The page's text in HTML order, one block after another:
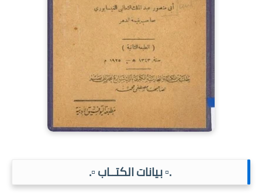
.▫️ بيانات الكتــاب ▫️.